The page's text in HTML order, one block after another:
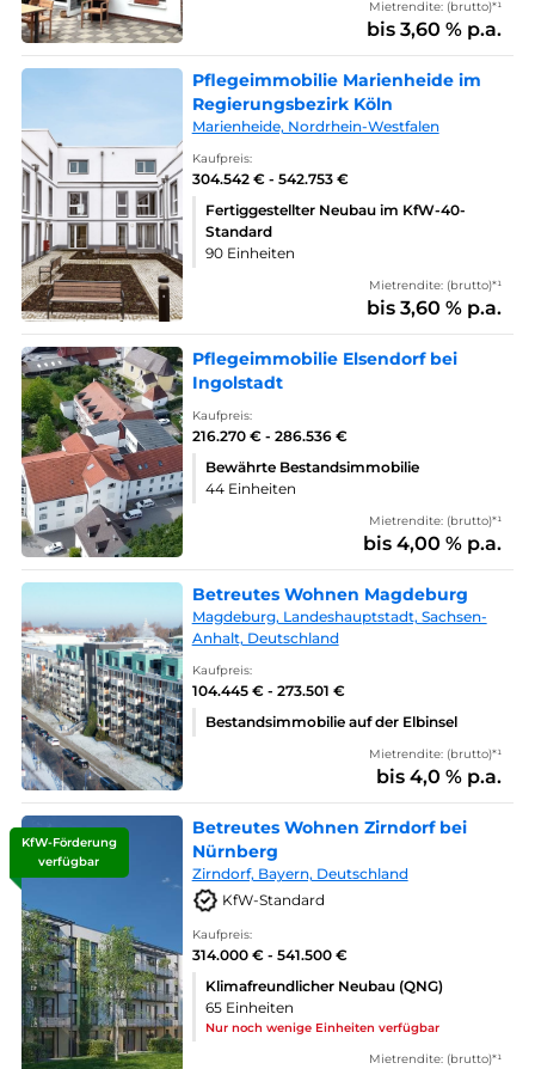
Mietrendite: (brutto)*¹
bis 3,60 % p.a.
Pflegeimmobilie Marienheide im
Regierungsbezirk Köln
Marienheide, Nordrhein-Westfalen
Kaufpreis:
304.542 € - 542.753 €
Fertiggestellter Neubau im KfW-40-
Standard
90 Einheiten
Mietrendite: (brutto)*¹
bis 3,60 % p.a.
Pflegeimmobilie Elsendorf bei
Ingolstadt
Kaufpreis:
216.270 € - 286.536 €
Bewährte Bestandsimmobilie
44 Einheiten
Mietrendite: (brutto)*¹
bis 4,00 % p.a.
Betreutes Wohnen Magdeburg
Magdeburg, Landeshauptstadt, Sachsen-
Anhalt, Deutschland
Kaufpreis:
104.445 € - 273.501 €
Bestandsimmobilie auf der Elbinsel
Mietrendite: (brutto)*¹
bis 4,0 % p.a.
KfW-Förderung
verfügbar
Betreutes Wohnen Zirndorf bei
Nürnberg
Zirndorf, Bayern, Deutschland
KfW-Standard
Kaufpreis:
314.000 € - 541.500 €
Klimafreundlicher Neubau (QNG)
65 Einheiten
Nur noch wenige Einheiten verfügbar
Mietrendite: (brutto)*¹